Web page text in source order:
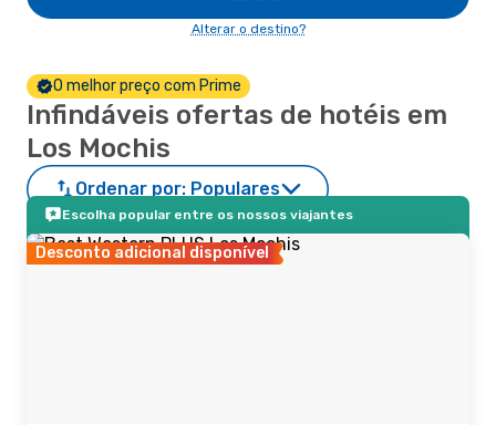
Alterar o destino?
O melhor preço com Prime
Infindáveis ofertas de hotéis em
Los Mochis
Ordenar por: Populares
Escolha popular entre os nossos viajantes
Desconto adicional disponível